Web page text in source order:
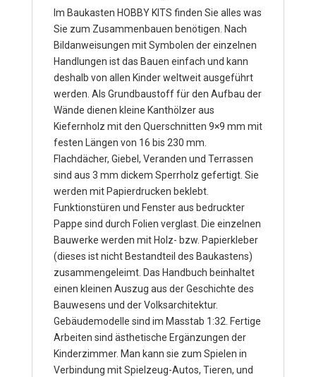
Im Baukasten HOBBY KITS finden Sie alles was
Sie zum Zusammenbauen benötigen. Nach
Bildanweisungen mit Symbolen der einzelnen
Handlungen ist das Bauen einfach und kann
deshalb von allen Kinder weltweit ausgeführt
werden. Als Grundbaustoff für den Aufbau der
Wände dienen kleine Kanthölzer aus
Kiefernholz mit den Querschnitten 9×9 mm mit
festen Längen von 16 bis 230 mm.
Flachdächer, Giebel, Veranden und Terrassen
sind aus 3 mm dickem Sperrholz gefertigt. Sie
werden mit Papierdrucken beklebt.
Funktionstüren und Fenster aus bedruckter
Pappe sind durch Folien verglast. Die einzelnen
Bauwerke werden mit Holz- bzw. Papierkleber
(dieses ist nicht Bestandteil des Baukastens)
zusammengeleimt. Das Handbuch beinhaltet
einen kleinen Auszug aus der Geschichte des
Bauwesens und der Volksarchitektur.
Gebäudemodelle sind im Masstab 1:32. Fertige
Arbeiten sind ästhetische Ergänzungen der
Kinderzimmer. Man kann sie zum Spielen in
Verbindung mit Spielzeug-Autos, Tieren, und